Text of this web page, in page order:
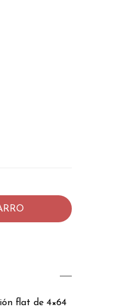
flat de 4×64